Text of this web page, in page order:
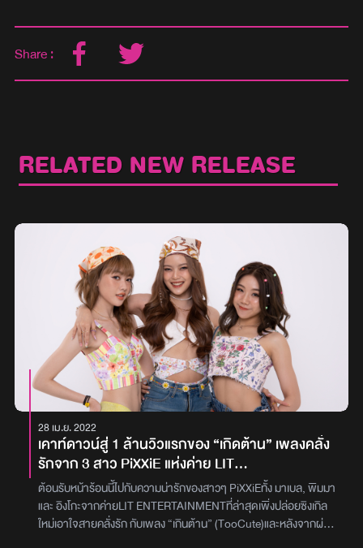
Share :
RELATED NEW RELEASE
28 เม.ย. 2022
เคาท์ดาวน์สู่ 1 ล้านวิวแรกของ “เกิดต้าน” เพลงคลั่ง
รักจาก 3 สาว PiXXiE แห่งค่าย LIT
ENTERTAINMENT
ต้อนรับหน้าร้อนนี้ไปกับความน่ารักของสาวๆ PiXXiEทั้ง มาเบล, พิมมา
และ อิงโกะจากค่ายLIT ENTERTAINMENTที่ล่าสุดเพิ่งปล่อยซิงเกิล
ใหม่เอาใจสายคลั่งรัก กับเพลง “เกินต้าน” (TooCute)และหลังจากผ่าน